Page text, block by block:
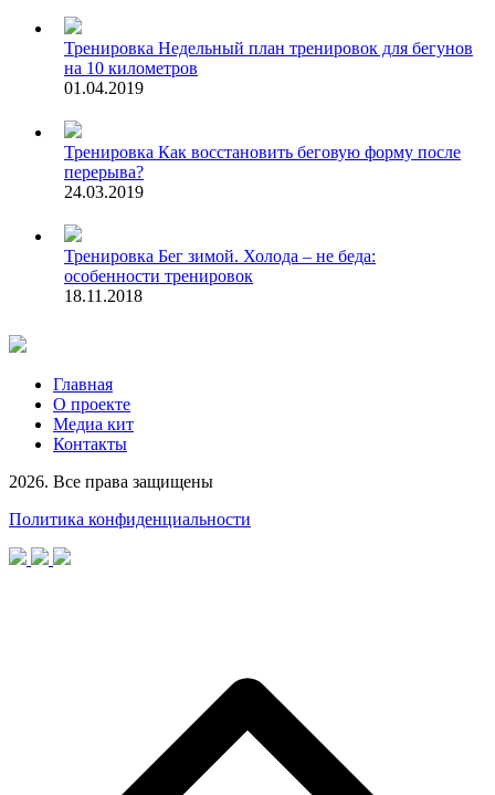
Тренировка Недельный план тренировок для бегунов
на 10 километров
01.04.2019
Тренировка Как восстановить беговую форму после
перерыва?
24.03.2019
Тренировка Бег зимой. Холода – не беда:
особенности тренировок
18.11.2018
Главная
О проекте
Медиа кит
Контакты
2026. Все права защищены
Политика конфиденциальности